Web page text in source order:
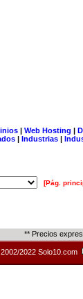
| Web Hosting |
| Industrias |
[Pág.
** Precios
2022 Solo10.com